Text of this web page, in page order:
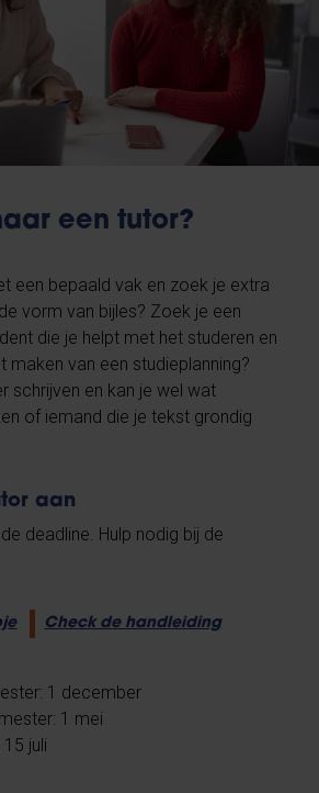
een tutor?
een bepaald vak en zoek je extra
vorm van bijles? Zoek je een
die je helpt met het studeren en
maken van een studieplanning?
schrijven en kan je wel wat
of iemand die je tekst grondig
aan
deadline. Hulp nodig bij de
Check de handleiding
1 december
1 mei
juli